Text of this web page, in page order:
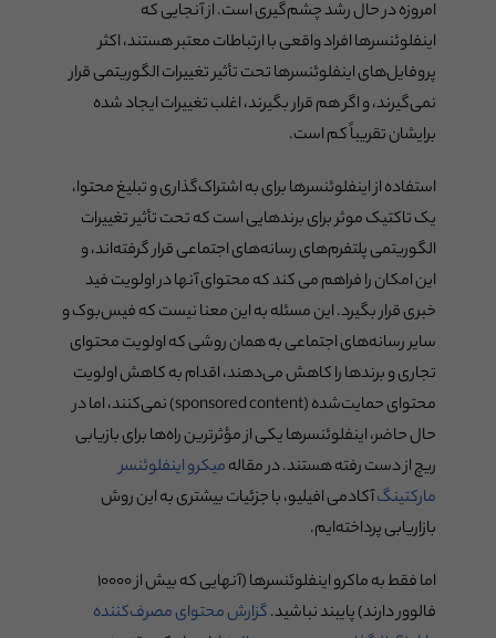
امروزه در حال رشد چشم‌گیری است. از آنجایی که
اینفلوئنسرها افراد واقعی با ارتباطات معتبر هستند، اکثر
پروفایل‌های اینفلوئنسرها تحت تأثیر تغییرات الگوریتمی قرار
نمی‌گیرند، و اگر هم قرار بگیرند، اغلب تغییرات ایجاد شده
برایشان تقریباً کم است.
استفاده از اینفلوئنسرها برای به اشتراک‌گذاری و تبلیغ محتوا،
یک تاکتیک موثر برای برندهایی است که تحت تأثیر تغییرات
الگوریتمی پلتفرم‌های رسانه‌های اجتماعی قرار گرفته‌اند، و
این امکان را فراهم می کند که محتوای آنها در اولویت فید
خبری قرار بگیرد. این مسئله به این معنا نیست که فیس‌بوک و
سایر رسانه‌های اجتماعی به همان روشی که اولویت محتوای
تجاری و برندها را کاهش می‌دهند، اقدام به کاهش اولویت
محتوای حمایت‌شده (sponsored content) نمی‌کنند، اما در
حال حاضر، اینفلوئنسرها یکی از مؤثرترین راه‌ها برای بازیابی
ریچ از دست رفته هستند. در مقالهمیکرو اینفلوئنسر
مارکتینگآکادمی افیلیو، با جزئیات بیشتری به این روش
بازاریابی پرداخته‌ایم.
اما فقط به ماکرو اینفلوئنسرها (آنهایی که بیش از ۱۰۰۰۰
فالوور دارند) پایبند نباشید.گزارش محتوای مصرف‌کننده